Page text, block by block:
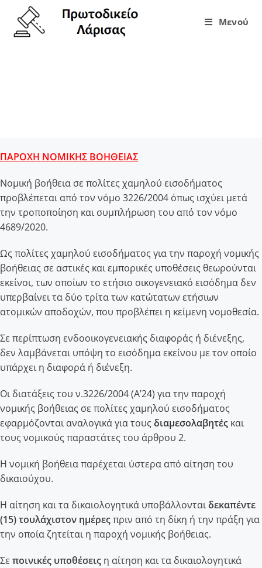
Μενού
ΠΑΡΟΧΗ ΝΟΜΙΚΗΣ ΒΟΗΘΕΙΑΣ
Νομική βοήθεια σε πολίτες χαμηλού εισοδήματος
προβλέπεται από τον νόμο 3226/2004 όπως ισχύει μετά
την τροποποίηση και συμπλήρωση του από τον νόμο
4689/2020.
Ως πολίτες χαμηλού εισοδήματος για την παροχή νομικής
βοήθειας σε αστικές και εμπορικές υποθέσεις θεωρούνται
εκείνοι, των οποίων το ετήσιο οικογενειακό εισόδημα δεν
υπερβαίνει τα δύο τρίτα των κατώτατων ετήσιων
ατομικών αποδοχών, που προβλέπει η κείμενη νομοθεσία.
Σε περίπτωση ενδοοικογενειακής διαφοράς ή διένεξης,
δεν λαμβάνεται υπόψη το εισόδημα εκείνου με τον οποίο
υπάρχει η διαφορά ή διένεξη.
Οι διατάξεις του ν.3226/2004 (Α’24) για την παροχή
νομικής βοήθειας σε πολίτες χαμηλού εισοδήματος
εφαρμόζονται αναλογικά για τους διαμεσολαβητές και
τους νομικούς παραστάτες του άρθρου 2.
Η νομική βοήθεια παρέχεται ύστερα από αίτηση του
δικαιούχου.
Η αίτηση και τα δικαιολογητικά υποβάλλονταιδεκαπέντε
(15) τουλάχιστον ημέρεςπριν από τη δίκη ή την πράξη για
την οποία ζητείται η παροχή νομικής βοήθειας.
Σε ποινικές υποθέσεις η αίτηση και τα δικαιολογητικά